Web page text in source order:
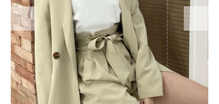
ACCOUNT
SHOP LIST
CONCEPT
ONLINE STORE
COMPANY